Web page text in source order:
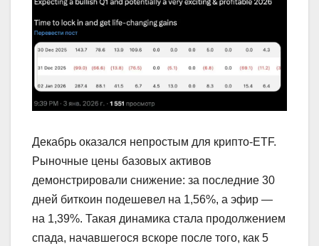
Декабрь оказался непростым для крипто‑ETF.
Рыночные цены базовых активов
демонстрировали снижение: за последние 30
дней биткоин подешевел на 1,56%, а эфир —
на 1,39%. Такая динамика стала продолжением
спада, начавшегося вскоре после того, как 5